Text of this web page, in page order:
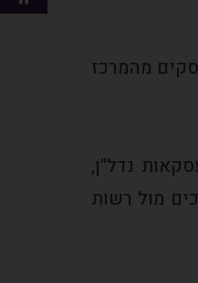
מהמרכז
נדל"ן,
מול רשות